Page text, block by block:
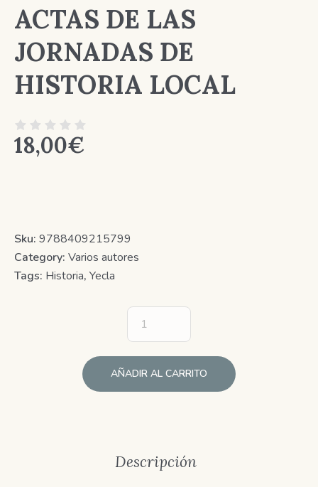
ACTAS DE LAS
JORNADAS DE
HISTORIA LOCAL
18,00€
Sku: 9788409215799
Category: Varios autores
Tags: Historia, Yecla
AÑADIR AL CARRITO
Descripción